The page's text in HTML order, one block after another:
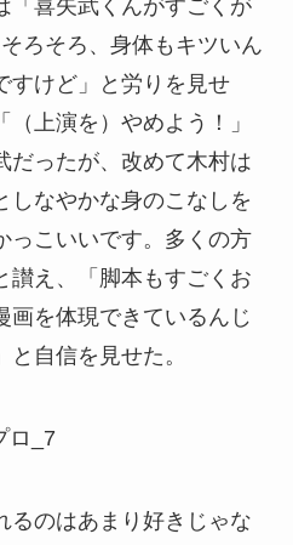
「喜矢武くんがすごくが
ろそろ、身体もキツいん
すけど」と労りを見せ
上演を）やめよう！」
だったが、改めて木村は
しなやかな身のこなしを
っこいいです。多くの方
讃え、「脚本もすごくお
画を体現できているんじ
自信を見せた。
るのはあまり好きじゃな